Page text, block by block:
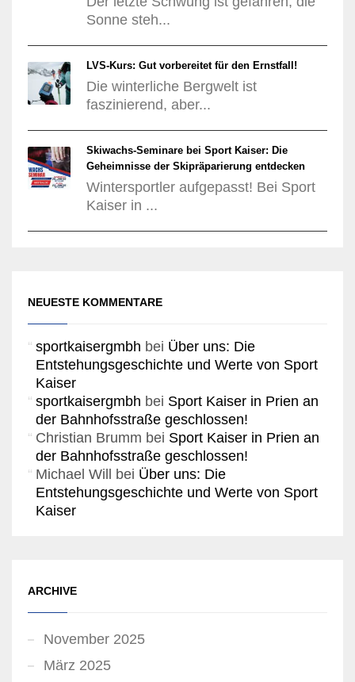
Sonne steh...
LVS-Kurs: Gut vorbereitet für den Ernstfall!
Die winterliche Bergwelt ist
faszinierend, aber...
Skiwachs-Seminare bei Sport Kaiser: Die
Geheimnisse der Skipräparierung entdecken
Wintersportler aufgepasst! Bei Sport
Kaiser in ...
NEUESTE KOMMENTARE
sportkaisergmbh bei Über uns: Die
Entstehungsgeschichte und Werte von Sport
Kaiser
sportkaisergmbh bei Sport Kaiser in Prien an
der Bahnhofsstraße geschlossen!
Christian Brumm bei Sport Kaiser in Prien an
der Bahnhofsstraße geschlossen!
Michael Will bei Über uns: Die
Entstehungsgeschichte und Werte von Sport
Kaiser
ARCHIVE
November 2025
März 2025